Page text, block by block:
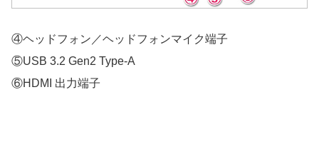
④ヘッドフォン／ヘッドフォンマイク端子
⑤USB 3.2 Gen2 Type-A
⑥HDMI 出力端子